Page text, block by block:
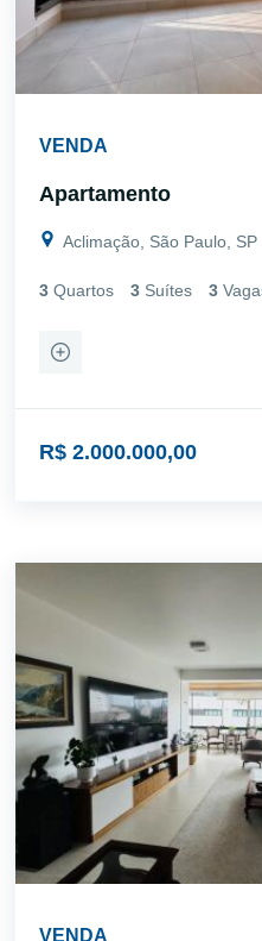
VENDA
Apartamento
Aclimação, São Paulo, SP
3 Quartos 3 Suítes 3
R$ 2.000.000,00
VENDA